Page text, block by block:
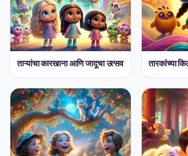
ताऱ्यांचा कारखाना आणि जादूचा उत्सव तारकांच्या